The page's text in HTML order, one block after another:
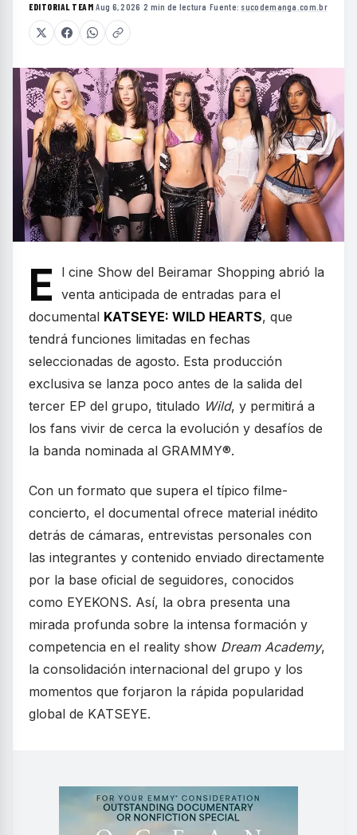
EDITORIAL TEAM·Aug 6, 2026 ·2 min de lectura ·Fuente: sucodemanga.com.br
E
l cine Show del Beiramar Shopping abrió la
venta anticipada de entradas para el
documental KATSEYE: WILD HEARTS, que
tendrá funciones limitadas en fechas
seleccionadas de agosto. Esta producción
exclusiva se lanza poco antes de la salida del
tercer EP del grupo, titulado Wild, y permitirá a
los fans vivir de cerca la evolución y desafíos de
la banda nominada al GRAMMY®.
Con un formato que supera el típico filme-
concierto, el documental ofrece material inédito
detrás de cámaras, entrevistas personales con
las integrantes y contenido enviado directamente
por la base oficial de seguidores, conocidos
como EYEKONS. Así, la obra presenta una
mirada profunda sobre la intensa formación y
competencia en el reality show Dream Academy,
la consolidación internacional del grupo y los
momentos que forjaron la rápida popularidad
global de KATSEYE.